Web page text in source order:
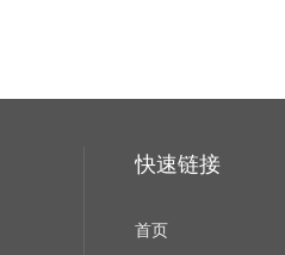
快速链接
首页